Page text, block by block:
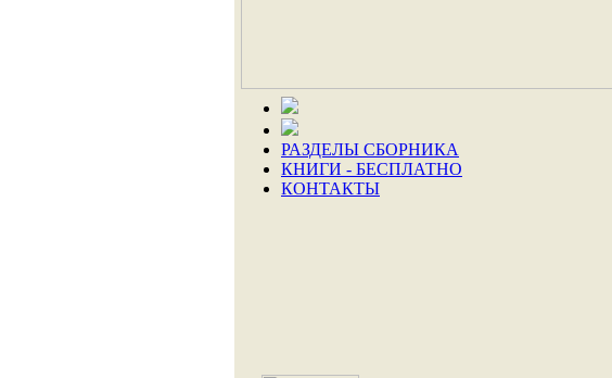
РАЗДЕЛЫ СБОРНИКА
КНИГИ - БЕСПЛАТНО
КОНТАКТЫ